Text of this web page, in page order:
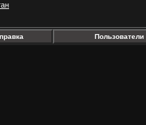
Пользователи